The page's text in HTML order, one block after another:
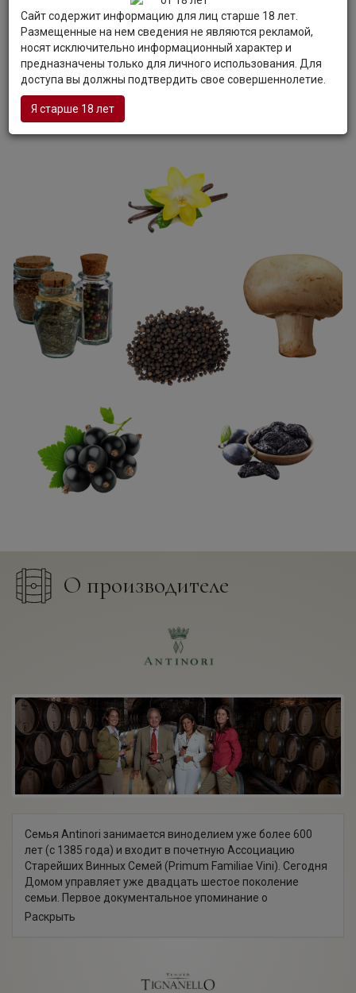
сотканный из нот спелых красных фруктов, подлеска и
сладких специй.
Вино покоряет полным, богатым, округлым вкусом
со сладкими танинами, дубовыми оттенками и долгим,
стойким послевкусием.
Гастрономия:
Вино прекрасно сочетается с красным
мясом, дичью и сырами.
О производителе
Семья Antinori занимается виноделием уже более 600
лет (с 1385 года) и входит в почетную Ассоциацию
Старейших Винных Семей (Primum Familiae Vini). Сегодня
Домом управляет уже двадцать шестое поколение
семьи. Первое документальное упоминание о
переходящем из поколения в поколение ремесле –
специализации семьи Антинори!
Раскрыть
Сайт содержит информацию для лиц старше 18 лет.
Размещенные на нем сведения не являются рекламой,
носят исключительно информационный характер и
предназначены только для личного использования. Для
доступа вы должны подтвердить свое совершеннолетие.
Я старше 18 лет